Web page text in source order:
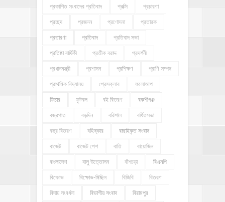
প্রকাশিত সংবাদের প্রতিবাদ প্রক্সি প্রচারণা
প্রচ্ছদ প্রজনন প্রণোদনা প্রতারক
প্রতারণা প্রতিবাদ প্রতিবাদ সভা
প্রতিষ্ঠা বার্ষিকী প্রতীক বরাদ্দ প্রদর্শনী
প্রধানমন্ত্রী প্রশাসন প্রশিক্ষণ প্রাণি সম্পদ
প্রাথমিক বিদ্যালয় প্রেসক্লাব ফলোআপ
ফিচার ফুটবল বই বিতরণ বকশীগঞ্জ
বজ্রপাত বড়দিন বরিশাল বর্ধিতসভা
বস্ত্র বিতরণ বহিষ্কার বাছাইকৃত সংবাদ
বাজেট বাজেট পেশ বাতি বায়োজিন
বাংলাদেশ বালু উত্তোলন বাঁশচড়া বিএনপি
বিক্ষোভ বিক্ষোভ-মিছিল বিজিবি বিতরণ
বিদায় সংবর্ধনা বিভাগীয় সংবাদ বিরামপুর